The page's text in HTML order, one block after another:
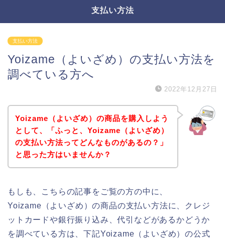
支払い方法
支払い方法
Yoizame（よいざめ）の支払い方法を
調べている方へ
2022年12月27日
Yoizame（よいざめ）の商品を購入しよう
として、「ふっと、Yoizame（よいざめ）
の支払い方法ってどんなものがあるの？」
と思った方はいませんか？
もしも、こちらの記事をご覧の方の中に、
Yoizame（よいざめ）の商品の支払い方法に、クレジ
ットカードや銀行振り込み、代引などがあるかどうか
を調べている方は、下記Yoizame（よいざめ）の公式